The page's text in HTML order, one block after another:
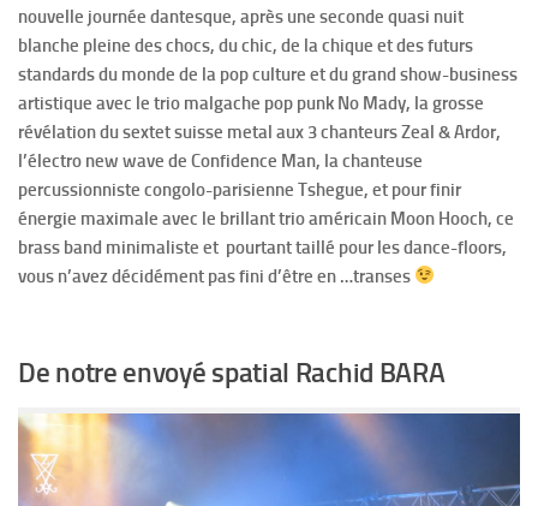
nouvelle journée dantesque, après une seconde quasi nuit
blanche pleine des chocs, du chic, de la chique et des futurs
standards du monde de la pop culture et du grand show-business
artistique avec le trio malgache pop punk No Mady, la grosse
révélation du sextet suisse metal aux 3 chanteurs Zeal & Ardor,
l’électro new wave de Confidence Man, la chanteuse
percussionniste congolo-parisienne Tshegue, et pour finir
énergie maximale avec le brillant trio américain Moon Hooch, ce
brass band minimaliste et pourtant taillé pour les dance-floors,
vous n’avez décidément pas fini d’être en …transes
De notre envoyé spatial Rachid BARA